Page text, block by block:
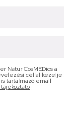
Natur CosMEDics a
céllal kezelje
tartalmazó email